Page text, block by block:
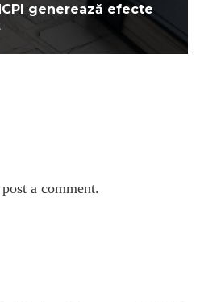
generează efecte
a comment.